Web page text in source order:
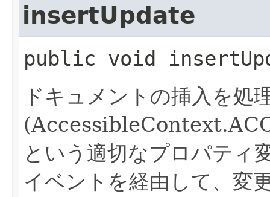
insertUpdate
public void
ドキュメントの挿入を処
という適切なプロパティ
イベントを経由して、変